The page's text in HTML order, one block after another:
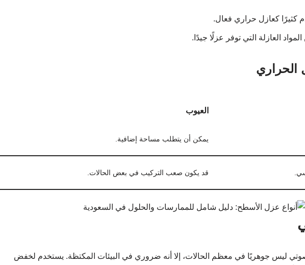
كثيرًا كعازل حراري فعال.
العازلة التي توفر عزلًا جيدًا.
الحراري
العيوب
يمكن أن يتطلب مساحة إضافية.
قد يكون صعب التركيب في بعض الحالات.
ليس جوهريًا في معظم الحالات، إلا أنه ضروري في البيئات المكتظة. يستخدم لخفض